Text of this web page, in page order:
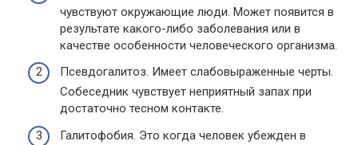
чувствуют окружающие люди. Может появится в
результате какого-либо заболевания или в
качестве особенности человеческого организма.
Псевдогалитоз. Имеет слабовыраженные черты.
Собеседник чувствует неприятный запах при
достаточно тесном контакте.
Галитофобия. Это когда человек убежден в